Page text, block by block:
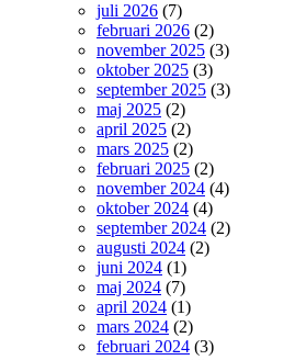
juli 2026 (7)
februari 2026 (2)
november 2025 (3)
oktober 2025 (3)
september 2025 (3)
maj 2025 (2)
april 2025 (2)
mars 2025 (2)
februari 2025 (2)
november 2024 (4)
oktober 2024 (4)
september 2024 (2)
augusti 2024 (2)
juni 2024 (1)
maj 2024 (7)
april 2024 (1)
mars 2024 (2)
februari 2024 (3)